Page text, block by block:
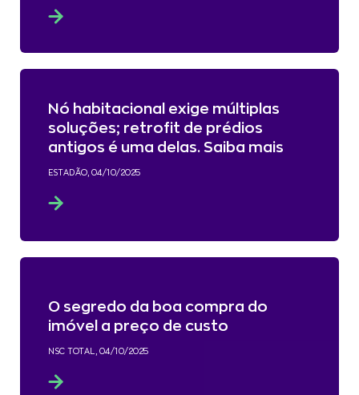
Nó habitacional exige múltiplas
soluções; retrofit de prédios
antigos é uma delas. Saiba mais
ESTADÃO, 04/10/2025
O segredo da boa compra do
imóvel a preço de custo
NSC TOTAL, 04/10/2025